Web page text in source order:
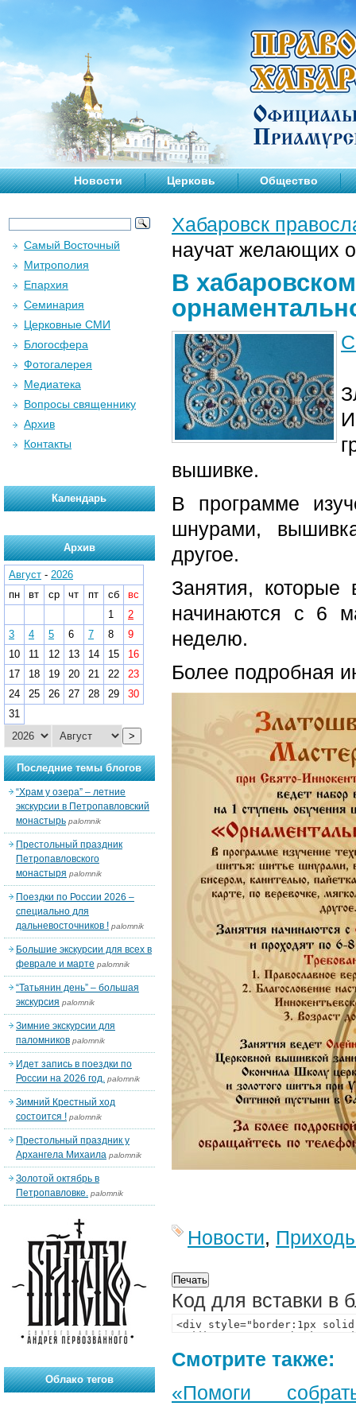
Новости Церковь Общество
Хабаровск
научат желающих
В
вышивке.
В программе
шнурами,
другое.
Занятия, которые
начинаются с 6
неделю.
Более подробная
Новости,
Код для вставки в
Смотрите также:
«Помоги
Самый Восточный
Митрополия
Епархия
Семинария
Церковные СМИ
Блогосфера
Фотогалерея
Медиатека
Вопросы священнику
Архив
Контакты
Календарь
Архив
Август - 2026
пн
вт ср чт пт сб
вс
1
2
3
4 5 6 7 8
9
10
11 12 13 14 15
16
17
18 19 20 21 22
23
24
25 26 27 28 29
30
31
>
Последние темы блогов
“Храм у озера” – летние
экскурсии в Петропавловский
монастырь palomnik
Престольный праздник
Петропавловского
монастыря palomnik
Поездки по России 2026 –
специально для
дальневосточников ! palomnik
Большие экскурсии для всех в
феврале и марте palomnik
“Татьянин день” – большая
экскурсия palomnik
Зимние экскурсии для
паломников palomnik
Идет запись в поездки по
России на 2026 год. palomnik
Зимний Крестный ход
состоится ! palomnik
Престольный праздник у
Архангела Михаила palomnik
Золотой октябрь в
Петропавловке. palomnik
Облако тегов